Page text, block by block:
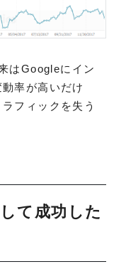
はGoogleにイン
率が高いだけ
フィックを失う
て成功した